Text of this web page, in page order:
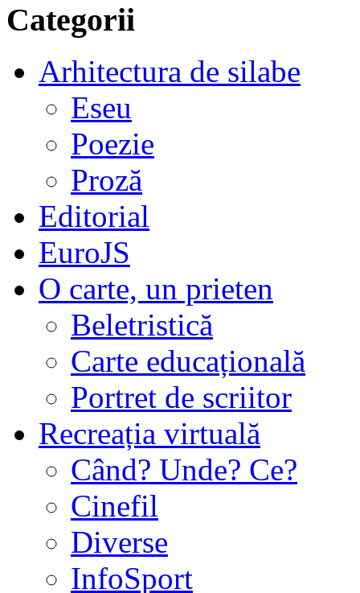
Categorii
Arhitectura de silabe
Eseu
Poezie
Proză
Editorial
EuroJS
O carte, un prieten
Beletristică
Carte educațională
Portret de scriitor
Recreația virtuală
Când? Unde? Ce?
Cinefil
Diverse
InfoSport